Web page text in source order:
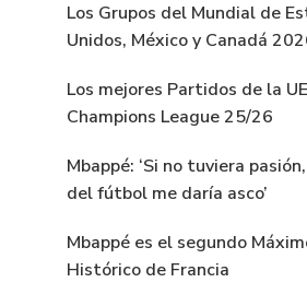
Los Grupos del Mundial de
Unidos, México y Canadá
Los mejores Partidos de la
Champions League 25/26
Mbappé: ‘Si no tuviera
del fútbol me daría asco’
Mbappé es el segundo
Histórico de Francia